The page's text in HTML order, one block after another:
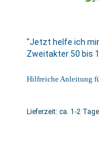
"Jetzt helfe ich mir
Zweitakter 50 bis
Hilfreiche Anleitung
Lieferzeit: ca. 1-2 Tage